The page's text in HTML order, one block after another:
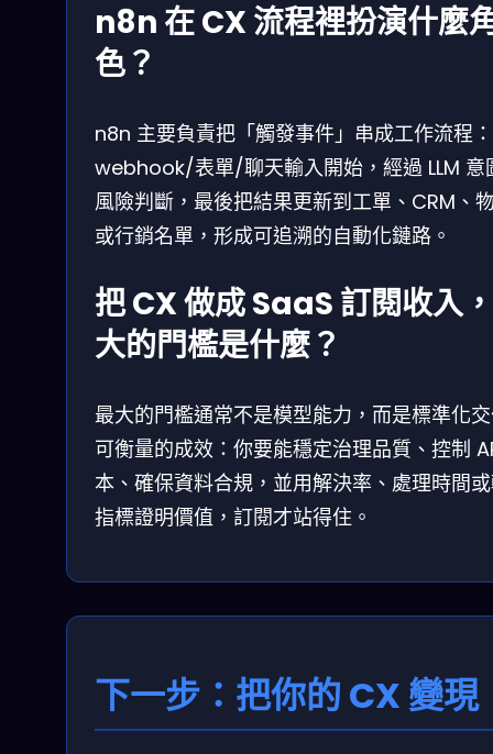
n8n 在 CX 流程裡扮演什麼
色？
n8n 主要負責把「觸發事件」串成工作流程
webhook/表單/聊天輸入開始，經過 LLM 意
風險判斷，最後把結果更新到工單、CRM、
或行銷名單，形成可追溯的自動化鏈路。
把 CX 做成 SaaS 訂閱收入
大的門檻是什麼？
最大的門檻通常不是模型能力，而是標準化
可衡量的成效：你要能穩定治理品質、控制
本、確保資料合規，並用解決率、處理時間
指標證明價值，訂閱才站得住。
下一步：把你的 CX 變現